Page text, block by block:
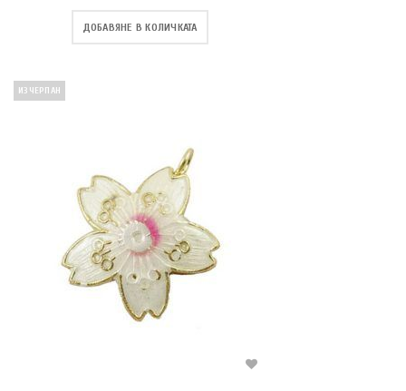
ДОБАВЯНЕ В КОЛИЧКАТА
ИЗЧЕРПАН